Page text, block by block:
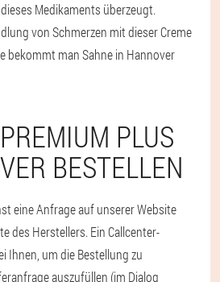
Medikaments überzeugt.
von Schmerzen mit dieser Creme
bekommt man Sahne in Hannover
PLUS
BESTELLEN
eine Anfrage auf unserer Website
des Herstellers. Ein Callcenter-
Ihnen, um die Bestellung zu
auszufüllen (im Dialog